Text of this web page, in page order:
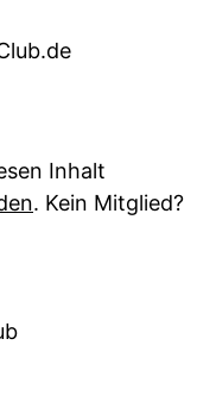
Inhalt
. Kein Mitglied?